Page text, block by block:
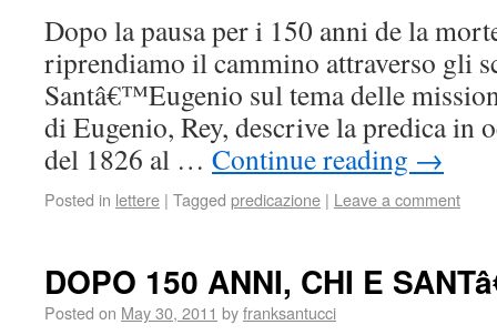
Dopo la pausa per i 150 anni de la
riprendiamo il cammino attraverso gli
Santâ€™Eugenio sul tema delle
di Eugenio, Rey, descrive la predica in
del 1826 al … Continue reading →
Posted in lettere | Tagged predicazione | Leave a comment
DOPO 150 ANNI, CHI E
Posted on May 30, 2011 byfranksantucci